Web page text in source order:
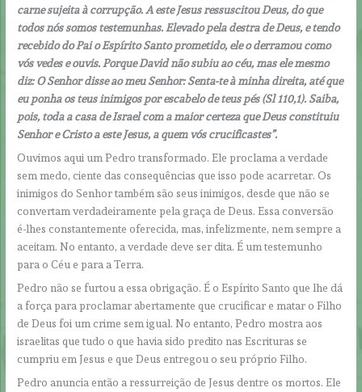
carne sujeita à corrupção. A este Jesus ressuscitou Deus, do que
todos nós somos testemunhas. Elevado pela destra de Deus, e tendo
recebido do Pai o Espírito Santo prometido, ele o derramou como
vós vedes e ouvis. Porque David não subiu ao céu, mas ele mesmo
diz: O Senhor disse ao meu Senhor: Senta-te à minha direita, até que
eu ponha os teus inimigos por escabelo de teus pés (Sl 110,1). Saiba,
pois, toda a casa de Israel com a maior certeza que Deus constituiu
Senhor e Cristo a este Jesus, a quem vós crucificastes”.
Ouvimos aqui um Pedro transformado. Ele proclama a verdade
sem medo, ciente das consequências que isso pode acarretar. Os
inimigos do Senhor também são seus inimigos, desde que não se
convertam verdadeiramente pela graça de Deus. Essa conversão
é-lhes constantemente oferecida, mas, infelizmente, nem sempre a
aceitam. No entanto, a verdade deve ser dita. É um testemunho
para o Céu e para a Terra.
Pedro não se furtou a essa obrigação. É o Espírito Santo que lhe dá
a força para proclamar abertamente que crucificar e matar o Filho
de Deus foi um crime sem igual. No entanto, Pedro mostra aos
israelitas que tudo o que havia sido predito nas Escrituras se
cumpriu em Jesus e que Deus entregou o seu próprio Filho.
Pedro anuncia então a ressurreição de Jesus dentre os mortos. Ele